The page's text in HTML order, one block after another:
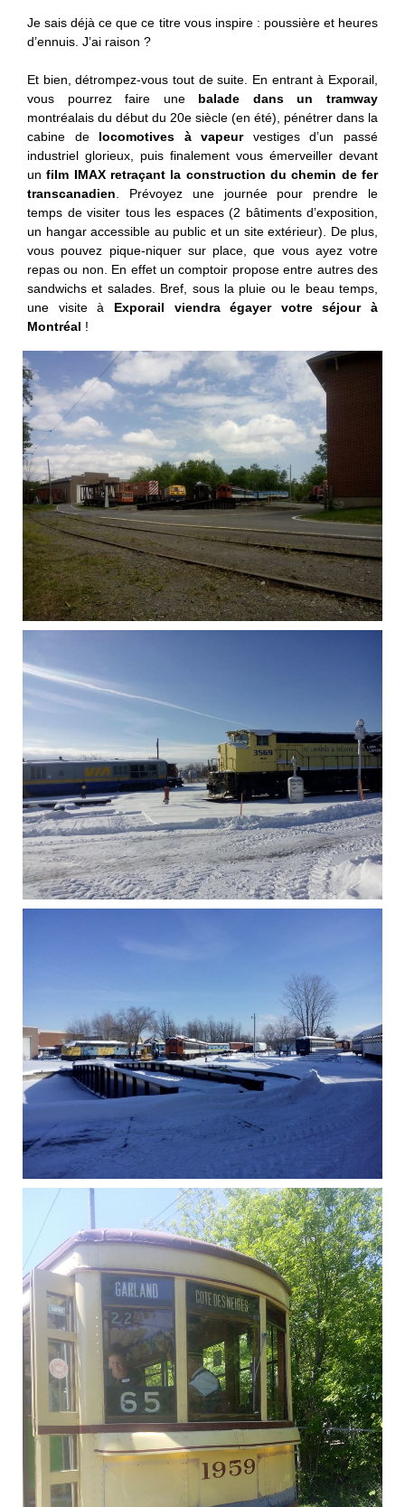
Je sais déjà ce que ce titre vous inspire : poussière et heures
d’ennuis. J’ai raison ?
Et bien, détrompez-vous tout de suite. En entrant à Exporail,
vous pourrez faire une balade dans un tramway
montréalais du début du 20e siècle (en été), pénétrer dans la
cabine de locomotives à vapeurvestiges d’un passé
industriel glorieux, puis finalement vous émerveiller devant
un film IMAX retraçant la construction du chemin de fer
transcanadien. Prévoyez une journée pour prendre le
temps de visiter tous les espaces (2 bâtiments d’exposition,
un hangar accessible au public et un site extérieur). De plus,
vous pouvez pique-niquer sur place, que vous ayez votre
repas ou non. En effet un comptoir propose entre autres des
sandwichs et salades. Bref, sous la pluie ou le beau temps,
une visite à Exporail viendra égayer votre séjour à
Montréal !